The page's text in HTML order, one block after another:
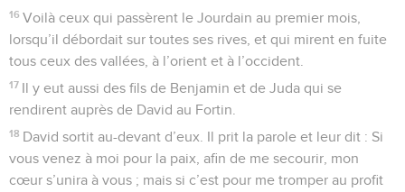
16 Voilà ceux qui passèrent le Jourdain au premier mois,
lorsqu’il débordait sur toutes ses rives, et qui mirent en fuite
tous ceux des vallées, à l’orient et à l’occident.
17 Il y eut aussi des fils de Benjamin et de Juda qui se
rendirent auprès de David au Fortin.
18 David sortit au-devant d’eux. Il prit la parole et leur dit : Si
vous venez à moi pour la paix, afin de me secourir, mon
cœur s’unira à vous ; mais si c’est pour me tromper au profit